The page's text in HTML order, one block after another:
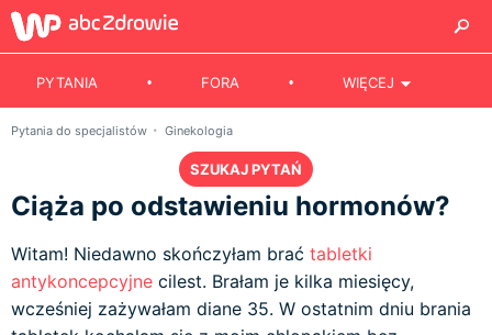
PYTANIA FORA WIĘCEJ
Pytania do specjalistów Ginekologia
SZUKAJ PYTAŃ
Ciąża po odstawieniu hormonów?
Witam! Niedawno skończyłam brać tabletki
antykoncepcyjne cilest. Brałam je kilka miesięcy,
wcześniej zażywałam diane 35. W ostatnim dniu brania